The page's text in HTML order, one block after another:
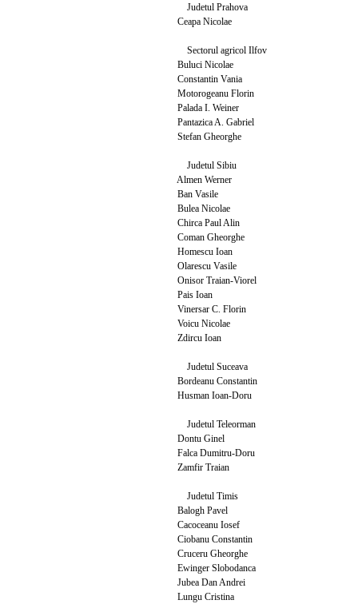
Judetul Prahova
Ceapa Nicolae
Sectorul agricol Ilfov
Buluci Nicolae
Constantin Vania
Motorogeanu Florin
Palada I. Weiner
Pantazica A. Gabriel
Stefan Gheorghe
Judetul Sibiu
Almen Werner
Ban Vasile
Bulea Nicolae
Chirca Paul Alin
Coman Gheorghe
Homescu Ioan
Olarescu Vasile
Onisor Traian-Viorel
Pais Ioan
Vinersar C. Florin
Voicu Nicolae
Zdircu Ioan
Judetul Suceava
Bordeanu Constantin
Husman Ioan-Doru
Judetul Teleorman
Dontu Ginel
Falca Dumitru-Doru
Zamfir Traian
Judetul Timis
Balogh Pavel
Cacoceanu Iosef
Ciobanu Constantin
Cruceru Gheorghe
Ewinger Slobodanca
Jubea Dan Andrei
Lungu Cristina